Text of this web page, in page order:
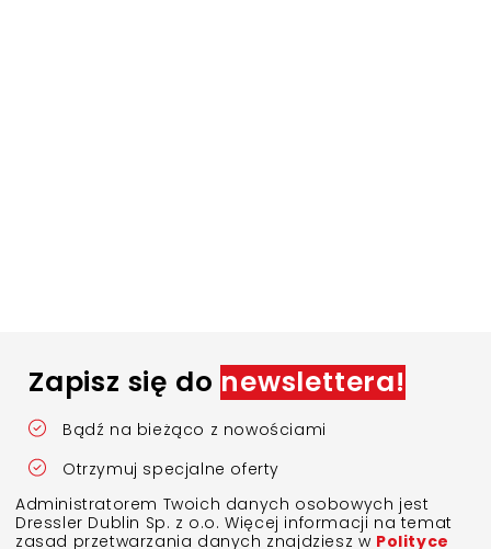
Zapisz się do newslettera!
Bądź na bieżąco z nowościami
Otrzymuj specjalne oferty
Administratorem Twoich danych osobowych jest
Dressler Dublin Sp. z o.o. Więcej informacji na temat
zasad przetwarzania danych znajdziesz w Polityce